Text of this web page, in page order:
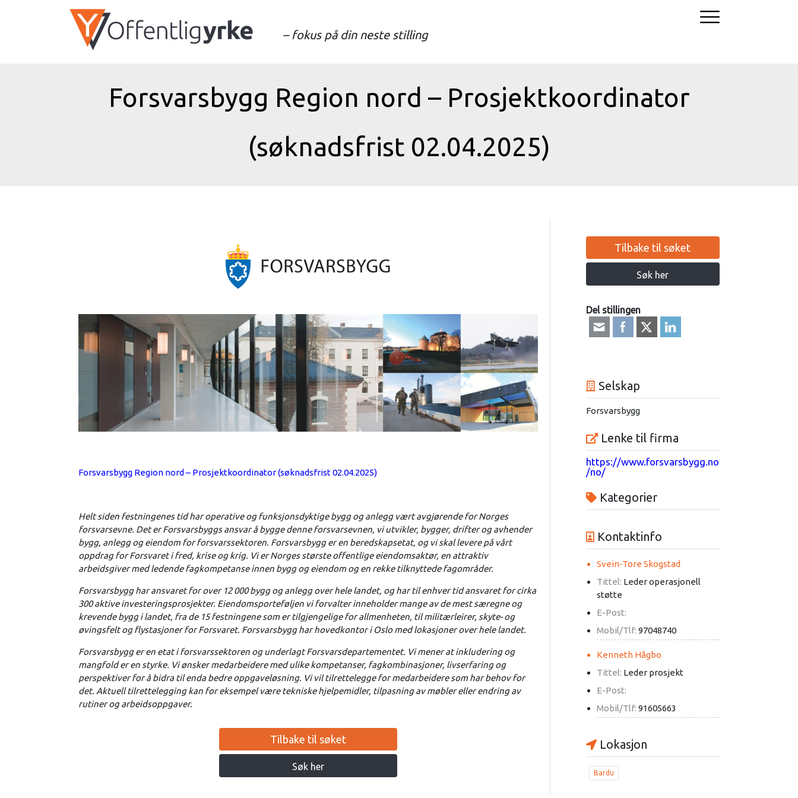
– fokus på din neste stilling
Forsvarsbygg Region nord – Prosjektkoordinator
(søknadsfrist 02.04.2025)
Forsvarsbygg Region nord – Prosjektkoordinator (søknadsfrist 02.04.2025)
Helt siden festningenes tid har operative og funksjonsdyktige bygg og anlegg vært avgjørende for Norges
forsvarsevne. Det er Forsvarsbyggs ansvar å bygge denne forsvarsevnen, vi utvikler, bygger, drifter og avhender
bygg, anlegg og eiendom for forsvarssektoren. Forsvarsbygg er en beredskapsetat, og vi skal levere på vårt
oppdrag for Forsvaret i fred, krise og krig. Vi er Norges største offentlige eiendomsaktør, en attraktiv
arbeidsgiver med ledende fagkompetanse innen bygg og eiendom og en rekke tilknyttede fagområder.
Forsvarsbygg har ansvaret for over 12 000 bygg og anlegg over hele landet, og har til enhver tid ansvaret for cirka
300 aktive investeringsprosjekter. Eiendomsporteføljen vi forvalter inneholder mange av de mest særegne og
krevende bygg i landet, fra de 15 festningene som er tilgjengelige for allmenheten, til militærleirer, skyte- og
øvingsfelt og flystasjoner for Forsvaret. Forsvarsbygg har hovedkontor i Oslo med lokasjoner over hele landet.
Forsvarsbygg er en etat i forsvarssektoren og underlagt Forsvarsdepartementet. Vi mener at inkludering og
mangfold er en styrke. Vi ønsker medarbeidere med ulike kompetanser, fagkombinasjoner, livserfaring og
perspektiver for å bidra til enda bedre oppgaveløsning. Vi vil tilrettelegge for medarbeidere som har behov for
det. Aktuell tilrettelegging kan for eksempel være tekniske hjelpemidler, tilpasning av møbler eller endring av
rutiner og arbeidsoppgaver.
Tilbake til søket
Søk her
Tilbake til søket
Søk her
Del stillingen
Selskap
Forsvarsbygg
Lenke til firma
https://www.forsvarsbygg.no
/no/
Kategorier
Kontaktinfo
Svein-Tore Skogstad
Tittel: Leder operasjonell
støtte
E-Post:
Mobil/Tlf: 97048740
Kenneth Hågbo
Tittel: Leder prosjekt
E-Post:
Mobil/Tlf: 91605663
Lokasjon
Bardu